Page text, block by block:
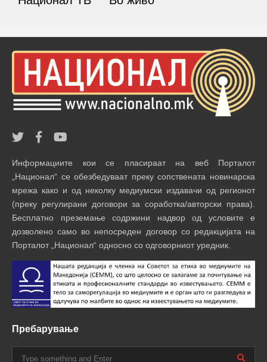
Информациите кои се пласираат на веб Порталот
„Национал“ се обезбедуваат преку сопствената новинарска
мрежа како и од неколку медиумски издавачи од регионот
(преку регулирани договори за соработка/авторски права).
Бесплатно преземање содржини надвор од условите е
дозволено само во непосреден договор со редакцијата на
Порталот „Национал“ односно со одговорниот уредник.
Пребарување